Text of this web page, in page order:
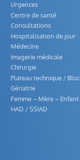
Urgences
Centre de santé
Consultations
Hospitalisation de jour
Médecine
Imagerie médicale
Chirurgie
Plateau technique / Bloc
Gériatrie
Femme – Mère – Enfant
HAD / SSIAD